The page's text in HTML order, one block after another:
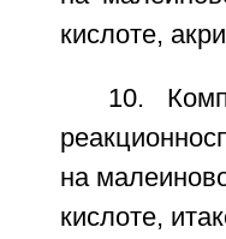
кислоте,
10.
на
кислоте,